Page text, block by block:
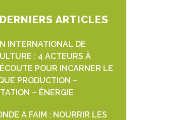
ARTICLES
INTERNATIONAL DE
: 4 ACTEURS À
POUR INCARNER LE
PRODUCTION –
– ÉNERGIE
A FAIM : NOURRIR LES